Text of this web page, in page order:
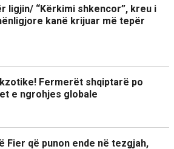
ligjin/ “Kërkimi shkencor”, kreu i
kanë krijuar më tepër
Fermerët shqiptarë po
e ngrohjes globale
Fier që punon ende në tezgjah,